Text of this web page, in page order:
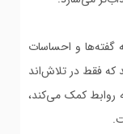
گفته‌ها و احساسات
که فقط در تلاش‌اند
روابط کمک می‌کند،